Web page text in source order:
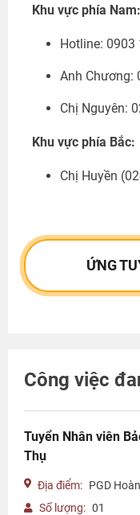
Khu vực phía Nam:
Hotline: 0903
Anh Chương:
Chị Nguyên:
Khu vực phía Bắc:
Chị Huyền
ỨNG
Công việc
Tuyển Nhân viên
Thụ
Địa điểm: PGD
Số lượng: 01